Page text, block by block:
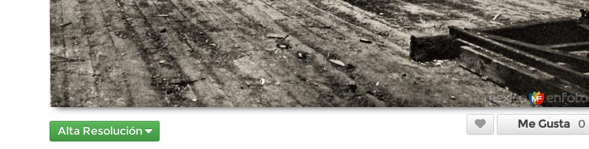
Alta Resolución
Me Gusta 0